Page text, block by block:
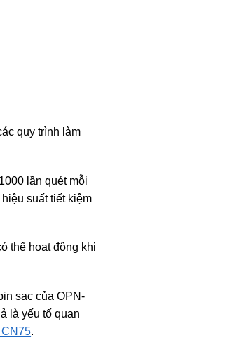
quy trình làm
lần quét mỗi
suất tiết kiệm
thể hoạt động khi
sạc của OPN-
là yếu tố quan
.